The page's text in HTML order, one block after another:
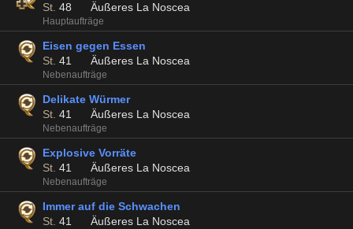
St. 48 Äußeres La Noscea
Hauptaufträge
Eisen gegen Essen
St. 41 Äußeres La Noscea
Nebenaufträge
Delikate Würmer
St. 41 Äußeres La Noscea
Nebenaufträge
Explosive Vorräte
St. 41 Äußeres La Noscea
Nebenaufträge
Immer auf die Schwachen
St. 41 Äußeres La Noscea